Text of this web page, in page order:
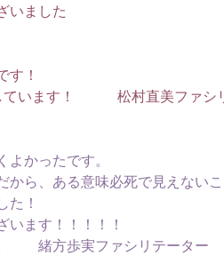
いました
す！
います！　　　松村直美ファシ
かったです。
から、ある意味必死で見えない
た！
います！！！！！
　　緒方歩実ファシリテーター